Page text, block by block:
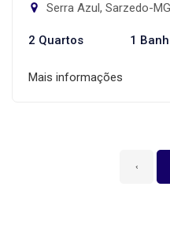
Serra Azul, Sarzedo-MG
2 Quartos 1
Mais informações
‹